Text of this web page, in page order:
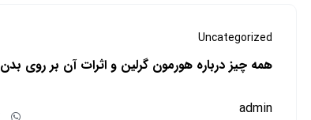
Uncategorized
همه چیز درباره هورمون گرلین و اثرات آن بر روی بدن
admin